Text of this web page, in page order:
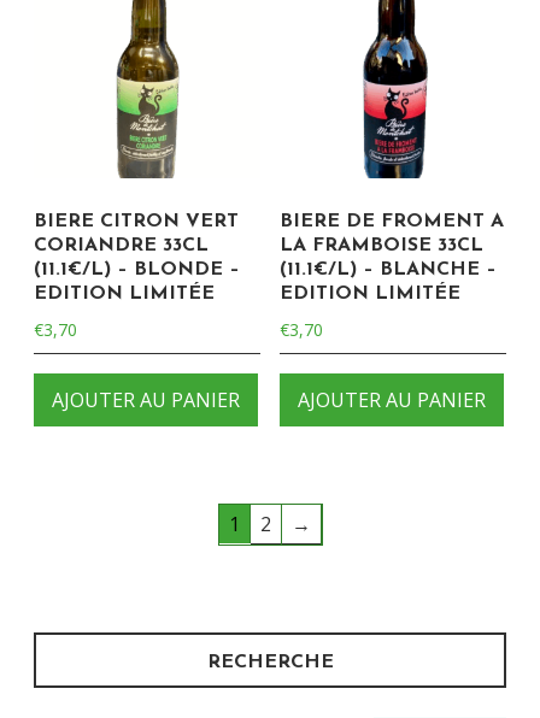
BIERE CITRON VERT
CORIANDRE 33CL
(11.1€/L) – BLONDE –
EDITION LIMITÉE
€3,70
AJOUTER AU PANIER
BIERE DE FROMENT A
LA FRAMBOISE 33CL
(11.1€/L) – BLANCHE –
EDITION LIMITÉE
€3,70
AJOUTER AU PANIER
1 2 →
RECHERCHE